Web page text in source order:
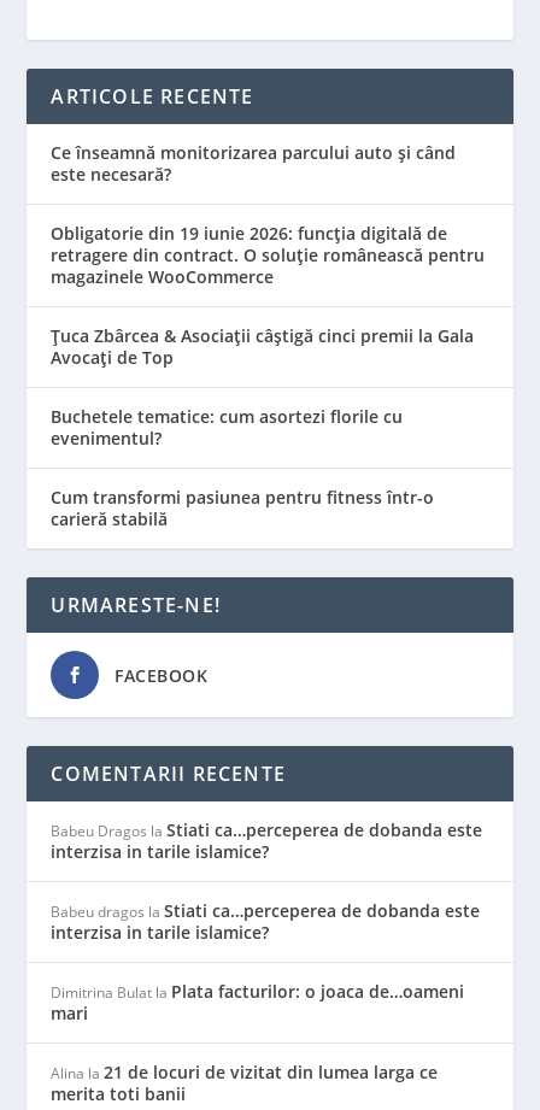
ARTICOLE RECENTE
Ce înseamnă monitorizarea parcului auto și când
este necesară?
Obligatorie din 19 iunie 2026: funcția digitală de
retragere din contract. O soluție românească pentru
magazinele WooCommerce
Țuca Zbârcea & Asociații câștigă cinci premii la Gala
Avocați de Top
Buchetele tematice: cum asortezi florile cu
evenimentul?
Cum transformi pasiunea pentru fitness într-o
carieră stabilă
URMARESTE-NE!
FACEBOOK
COMENTARII RECENTE
Babeu Dragos laStiati ca…perceperea de dobanda este
interzisa in tarile islamice?
Babeu dragos laStiati ca…perceperea de dobanda este
interzisa in tarile islamice?
Dimitrina Bulat la Plata facturilor: o joaca de…oameni
mari
Alina la21 de locuri de vizitat din lumea larga ce
merita toti banii